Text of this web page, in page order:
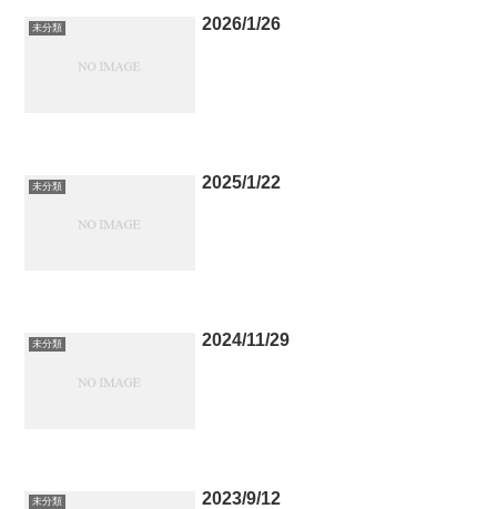
未分類 2026/1/26
未分類 2025/1/22
未分類 2024/11/29
未分類 2023/9/12